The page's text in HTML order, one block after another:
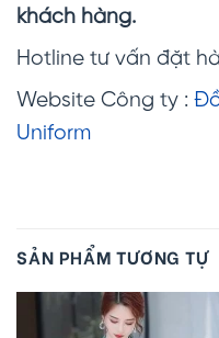
khách hàng.
Hotline tư vấn đặt
Website Công ty :
Uniform
SẢN PHẨM TƯƠNG TỰ